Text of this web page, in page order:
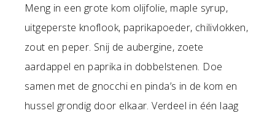
Meng in een grote kom olijfolie, maple syrup,
uitgeperste knoflook, paprikapoeder, chilivlokken,
zout en peper. Snij de aubergine, zoete
aardappel en paprika in dobbelstenen. Doe
samen met de gnocchi en pinda’s in de kom en
hussel grondig door elkaar. Verdeel in één laag